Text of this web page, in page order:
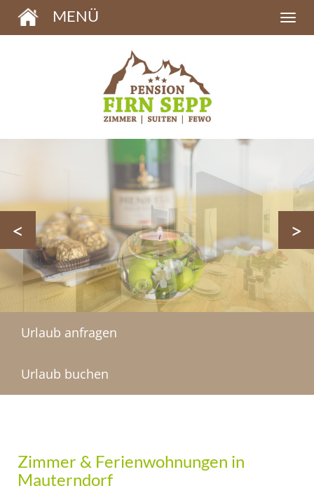
MENÜ
< >
Urlaub anfragen
Urlaub buchen
Zimmer & Ferienwohnungen in
Mauterndorf